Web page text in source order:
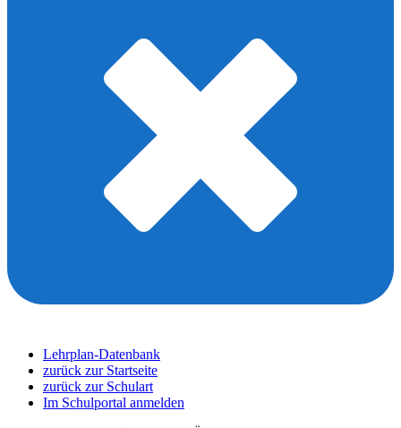
Lehrplan-Datenbank
zurück zur Startseite
zurück zur Schulart
Im Schulportal anmelden